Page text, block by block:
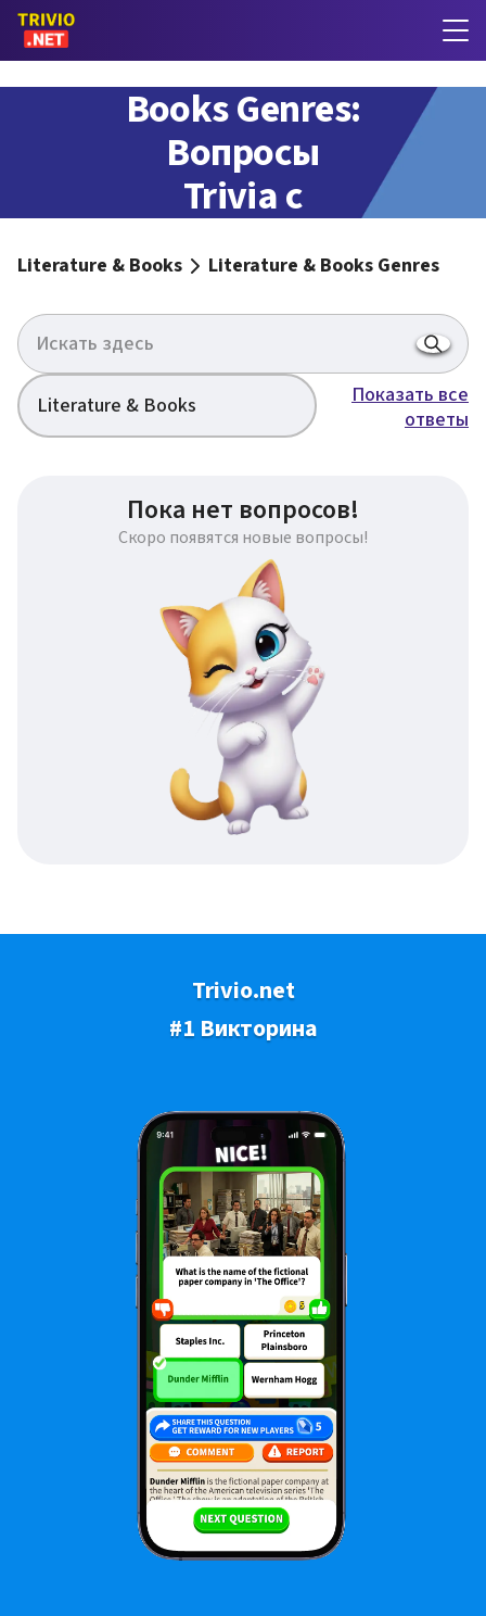
Literature &
Books Genres:
Вопросы
Trivia с
Literature & Books Literature & Books Genres
Literature & Books
Показать все
ответы
Пока нет вопросов!
Скоро появятся новые вопросы!
Trivio.net
#1 Викторина